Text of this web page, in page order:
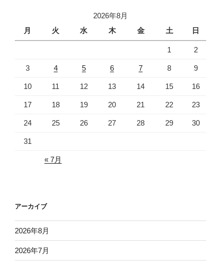
2026年8月
月
火 水 木 金 土 日
1 2
3 4 5 6 7 8 9
10 11 12 13 14 15 16
17 18 19 20 21 22 23
24 25 26 27 28 29 30
31
« 7月
アーカイブ
2026年8月
2026年7月